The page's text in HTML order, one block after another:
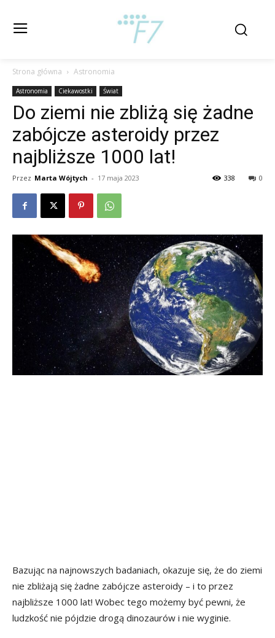
Strona główna Astronomia
Astronomia Ciekawostki Świat
Do ziemi nie zbliżą się żadne
zabójcze asteroidy przez
najbliższe 1000 lat!
Przez Marta Wójtych - 17 maja 2023 0
338
Bazując na najnowszych badaniach, okazuje się, że do ziemi
nie zbliżają się żadne zabójcze asteroidy – i to przez
najbliższe 1000 lat! Wobec tego możemy być pewni, że
ludzkość nie pójdzie drogą dinozaurów i nie wyginie.